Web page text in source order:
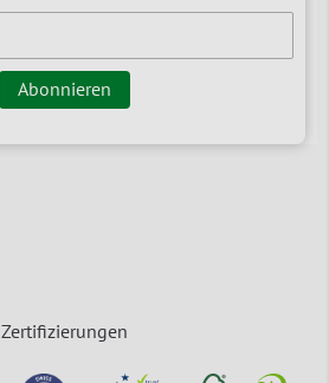
Abonnieren
Zertifizierungen